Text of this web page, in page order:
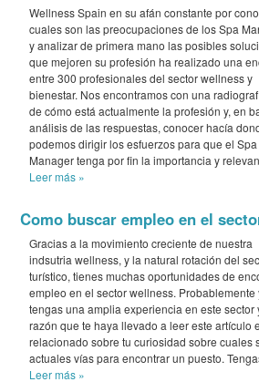
Wellness Spain en su afán constante por
cuales son las preocupaciones de los Spa
y analizar de primera mano las posibles
que mejoren su profesión ha realizado una
entre 300 profesionales del sector wellness y
bienestar. Nos encontramos con una
de cómo está actualmente la profesión y, en
análisis de las respuestas, conocer hacía
podemos dirigir los esfuerzos para que el Spa
Manager tenga por fin la importancia y
Leer más »
Como buscar empleo en el
Gracias a la movimiento creciente de nuestra
indsutria wellness, y la natural rotación del
turístico, tienes muchas oportunidades de
empleo en el sector wellness. Probablemente
tengas una amplia experiencia en este sector
razón que te haya llevado a leer este artículo
relacionado sobre tu curiosidad sobre cuales
actuales vías para encontrar un puesto.
Leer más »